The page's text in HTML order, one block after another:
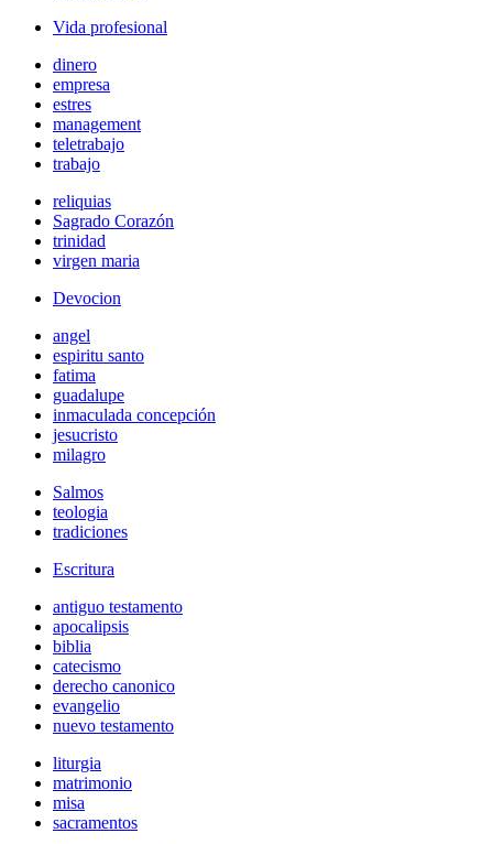
Vida profesional
dinero
empresa
estres
management
teletrabajo
trabajo
reliquias
Sagrado Corazón
trinidad
virgen maria
Devocion
angel
espiritu santo
fatima
guadalupe
inmaculada concepción
jesucristo
milagro
Salmos
teologia
tradiciones
Escritura
antiguo testamento
apocalipsis
biblia
catecismo
derecho canonico
evangelio
nuevo testamento
liturgia
matrimonio
misa
sacramentos